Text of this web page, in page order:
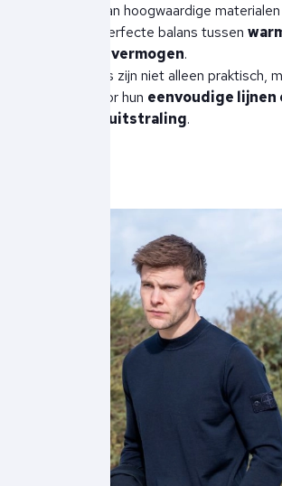
gemaakt van hoogwaardige
voor een perfecte balans tussen
ademend vermogen.
Deze items zijn niet alleen praktisch,
tijdloos door hun eenvoudige lijnen
moderne uitstraling.